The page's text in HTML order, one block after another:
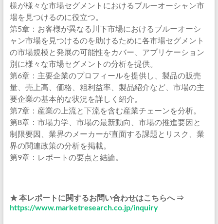
様が様々な市場セグメントにおけるブルーオーシャン市
場を見つけるのに役立つ。
第5章：お客様が異なる川下市場におけるブルーオーシ
ャン市場を見つけるのを助けるために各市場セグメント
の市場規模と発展の可能性をカバー、アプリケーション
別に様々な市場セグメントの分析を提供。
第6章：主要企業のプロフィールを提供し、製品の販売
量、売上高、価格、粗利益率、製品紹介など、市場の主
要企業の基本的な状況を詳しく紹介。
第7章：産業の上流と下流を含む産業チェーンを分析。
第8章：市場力学、市場の最新動向、市場の推進要因と
制限要因、業界のメーカーが直面する課題とリスク、業
界の関連政策の分析を掲載。
第9章：レポートの要点と結論。
★ 本レポートに関するお問い合わせはこちらへ ⇒
https://www.marketresearch.co.jp/inquiry